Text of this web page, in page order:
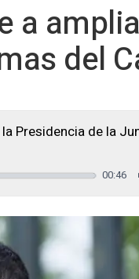
a
del
Presidencia de la
00:46